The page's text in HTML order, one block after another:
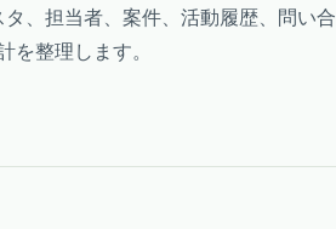
、担当者、案件、活動履歴、問い合
を整理します。